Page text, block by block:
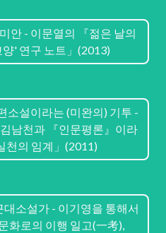
안 - 이문열의 『젊은 날의
' 연구 노트」(2013)
소설이라는 (미완의) 기투 -
남천과 『인문평론』이라
천의 임계」(2011)
대소설가 - 이기영을 통해서
화로의 이행 일고(一考),